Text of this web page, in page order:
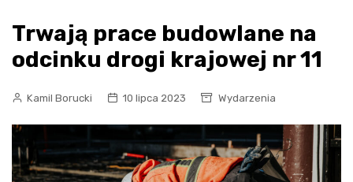
Trwają prace budowlane na
odcinku drogi krajowej nr 11
Kamil Borucki 10 lipca 2023 Wydarzenia